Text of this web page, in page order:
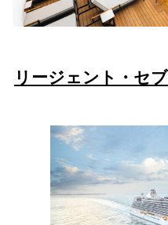
リージェント・セ